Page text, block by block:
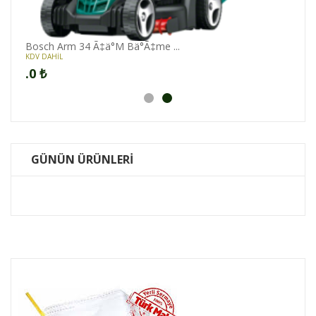
Bosch Arm 34 Ã‡ä°M Bä°Ã‡me ...
KDV DAHİL
.0 ₺
GÜNÜN ÜRÜNLERİ